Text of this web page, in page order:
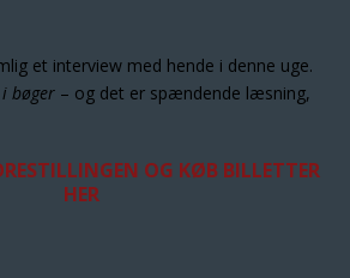
et interview med hende i denne uge.
bøger – og det er spændende læsning,
OG KØB BILLETTER
HER